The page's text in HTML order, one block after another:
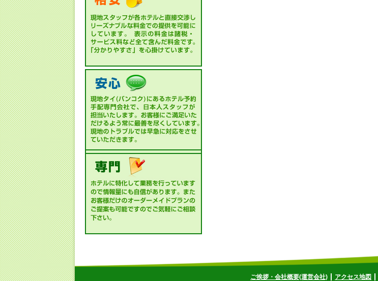
ご挨拶・会社概要(運営会社) アクセス地図